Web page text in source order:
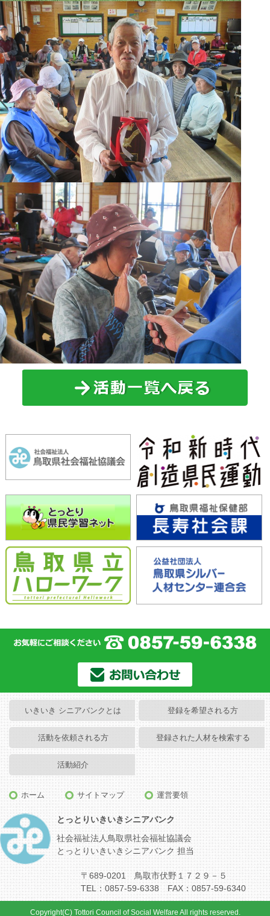
いきいき シニアバンクとは 登録を希望される方
活動を依頼される方 登録された人材を検索する
活動紹介
ホーム サイトマップ 運営要領
とっとりいきいきシニアバンク
社会福祉法人鳥取県社会福祉協議会
とっとりいきいきシニアバンク 担当
〒689-0201 鳥取市伏野１７２９－５
TEL：0857-59-6338 FAX：0857-59-6340
Copyright(C) Tottori Council of Social Welfare All rights reserved.